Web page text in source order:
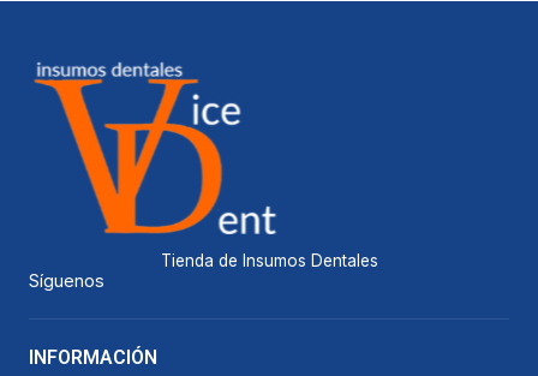
Tienda de Insumos Dentales
Síguenos
INFORMACIÓN